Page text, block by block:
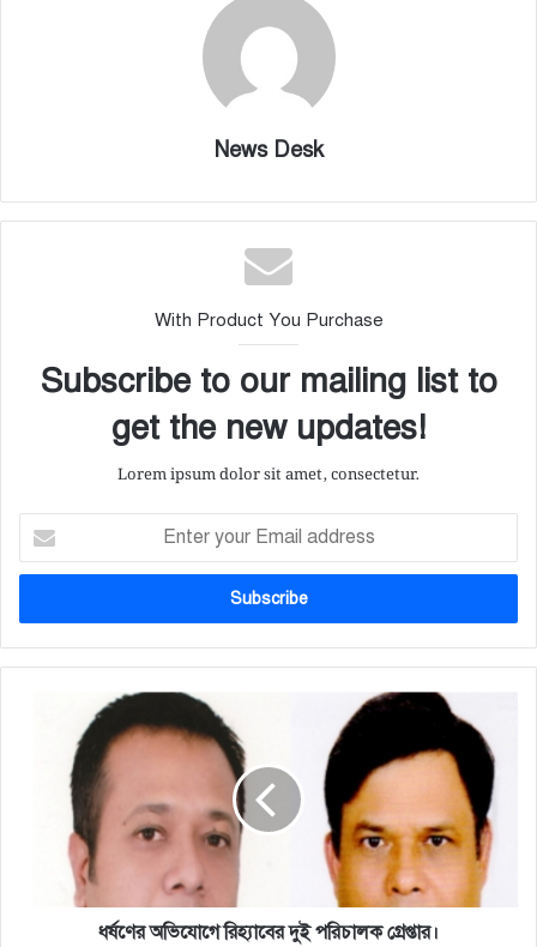
News Desk
With Product You Purchase
Subscribe to our mailing list to
get the new updates!
Lorem ipsum dolor sit amet, consectetur.
your
Email
পরিচালক
ধর্ষণের অভিযোগে রিহ্যাবের দুই পরিচালক গ্রেপ্তার।